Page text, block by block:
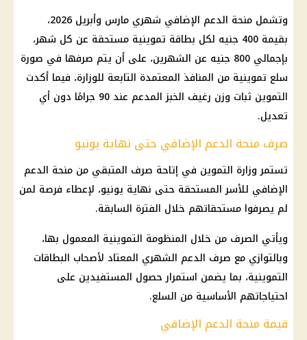
وتشمل منحة الدعم الإضافي شهري مارس وأبريل 2026،
بقيمة 400 جنيه لكل بطاقة تموينية مستحقة عن كل شهر،
بإجمالي 800 جنيه عن الشهرين، على أن يتم صرفها في صورة
سلع تموينية من المنافذ المعتمدة التابعة للوزارة، فيما أكدت
التموين ثبات وزن رغيف الخبز المدعم عند 90 جرامًا دون أي
تعديل.
صرف منحة الدعم الإضافي حتى نهاية يونيو
تستمروزارة التموين في إتاحة صرف المتبقي من منحة الدعم
الإضافي للأسر المستحقة حتى نهاية يونيو، لإعطاء فرصة لمن
لم يصرفوا مستحقاتهم خلال الفترة السابقة.
ويأتي الصرف من خلال المنظومة التموينية المعمول بها،
وبالتوازي مع صرف الدعم الشهري المعتاد لأصحاب البطاقات
التموينية، بما يضمن استمرار حصول المستفيدين على
احتياجاتهم الأساسية من السلع.
قيمة منحة الدعم الإضافي